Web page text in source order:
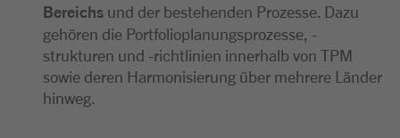
Bereichs und der bestehenden Prozesse. Dazu
gehören die Portfolioplanungsprozesse, -
strukturen und -richtlinien innerhalb von TPM
sowie deren Harmonisierung über mehrere Länder
hinweg.